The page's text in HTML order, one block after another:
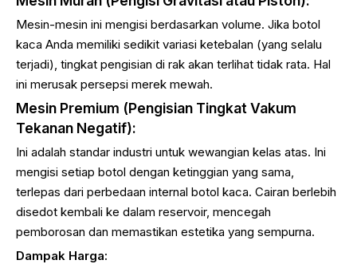
Mesin-mesin ini mengisi berdasarkan volume. Jika botol
kaca Anda memiliki sedikit variasi ketebalan (yang selalu
terjadi), tingkat pengisian di rak akan terlihat tidak rata. Hal
ini merusak persepsi merek mewah.
Mesin Premium (Pengisian Tingkat Vakum
Tekanan Negatif):
Ini adalah standar industri untuk wewangian kelas atas. Ini
mengisi setiap botol dengan ketinggian yang sama,
terlepas dari perbedaan internal botol kaca. Cairan berlebih
disedot kembali ke dalam reservoir, mencegah
pemborosan dan memastikan estetika yang sempurna.
Dampak Harga: